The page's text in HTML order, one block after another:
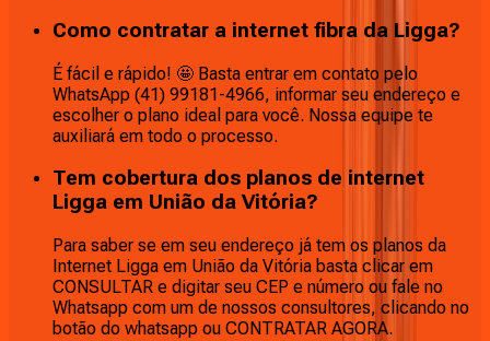
Como contratar a internet fibra da Ligga?
É fácil e rápido! 🤩 Basta entrar em contato pelo
WhatsApp (41) 99181-4966, informar seu endereço e
escolher o plano ideal para você. Nossa equipe te
auxiliará em todo o processo.
Tem cobertura dos planos de internet
Ligga em União da Vitória?
Para saber se em seu endereço já tem os planos da
Internet Ligga em União da Vitória basta clicar em
CONSULTAR e digitar seu CEP e número ou fale no
Whatsapp com um de nossos consultores, clicando no
botão do whatsapp ou CONTRATAR AGORA.